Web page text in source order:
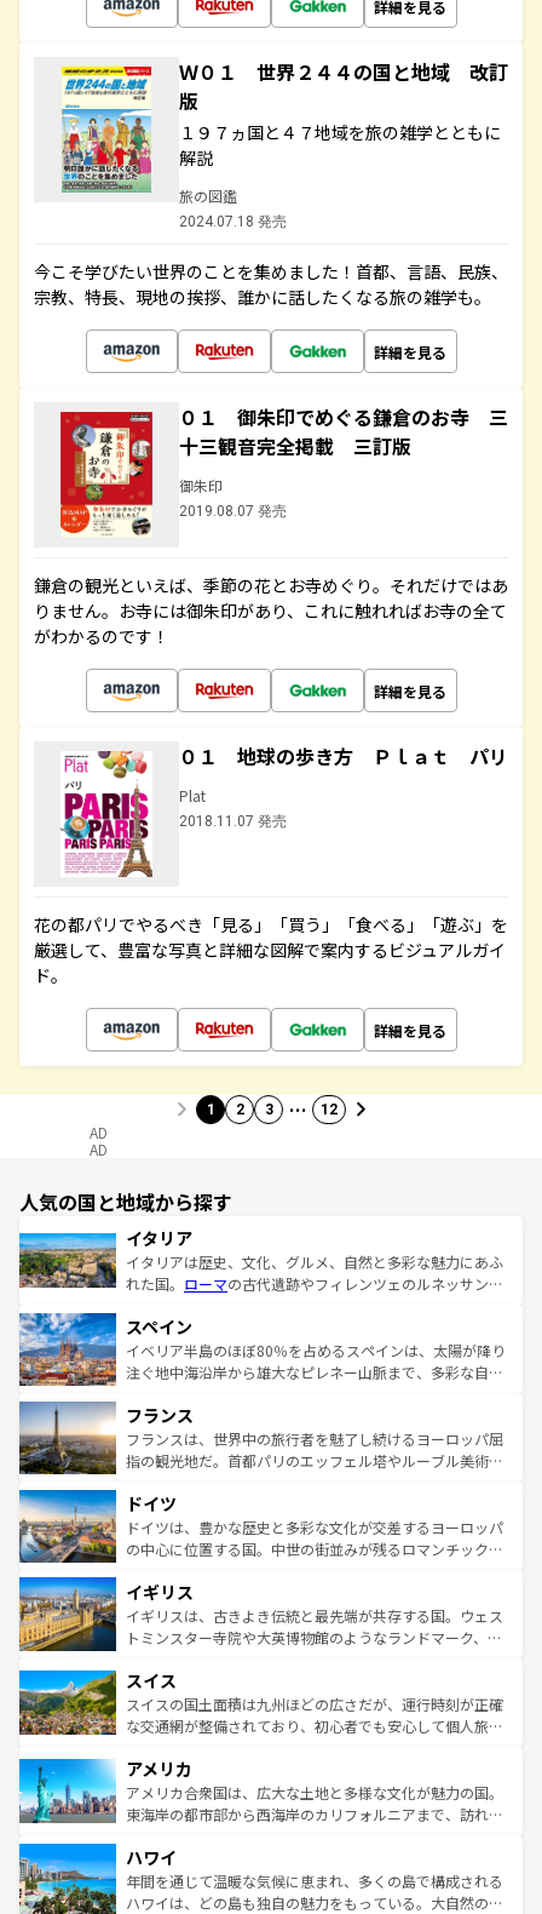
詳細を見る
Ｗ０１ 世界２４４の国と地域 改訂
版
１９７ヵ国と４７地域を旅の雑学とともに
解説
旅の図鑑
2024.07.18 発売
今こそ学びたい世界のことを集めました！首都、言語、民族、
宗教、特長、現地の挨拶、誰かに話したくなる旅の雑学も。
詳細を見る
０１ 御朱印でめぐる鎌倉のお寺 三
十三観音完全掲載 三訂版
御朱印
2019.08.07 発売
鎌倉の観光といえば、季節の花とお寺めぐり。それだけではあ
りません。お寺には御朱印があり、これに触れればお寺の全て
がわかるのです！
詳細を見る
０１ 地球の歩き方 Ｐｌａｔ パリ
Plat
2018.11.07 発売
花の都パリでやるべき「見る」「買う」「食べる」「遊ぶ」を
厳選して、豊富な写真と詳細な図解で案内するビジュアルガイ
ド。
詳細を見る
1 2 3 … 12
AD
AD
人気の国と地域から探す
イタリア
イタリアは歴史、文化、グルメ、自然と多彩な魅力にあふ
れた国。 ローマの古代遺跡やフィレンツェのルネッサンス
ろん、トスカーナの美しい田園風景やアマルフィ海岸の絶
景など、自然景観も見逃せない。観光の合間には、本場の
ピザやパスタなど、絶品のイタリア料理を堪能することも
ませてくれるイタリアで、忘れられない旅をしてみよう！
なお、新着のイタリア情報はコンテンツ一覧 を参照してほ
しい。
スペイン
イベリア半島のほぼ80％を占めるスペインは、太陽が降り
注ぐ地中海沿岸から雄大なピレネー山脈まで、多彩な自然
文化が根付くこの国では、情熱的なフラメンコ、熱気あふ
れる闘牛、そして美味しいタパスが生活の一部となってい
る。首都マドリードの洗練された雰囲気や、バルセロナの
の城塞都市、穏やかなビーチリゾートまで多彩な表情を見
せる。地方によって風土や気候が異なるスペインはその個
性で訪れる人を魅了する。 なお、新着のスペイン情報はコ
フランス
フランスは、世界中の旅行者を魅了し続けるヨーロッパ屈
指の観光地だ。首都パリのエッフェル塔やルーブル美術館
で、幅広い魅力が詰まっている。華麗な宮殿、歴史的な大
聖堂、美しいビーチ、そして豊かな自然が、訪れる者を心
から魅了する。また、フランスは美食の国としても知ら
いる。シャンパンの発祥地であるランス、プロヴァンスの
香り高いラベンダー畑など、多彩な楽しみ方が可能だ。さ
らに、パリ以外の地域にも魅力が溢れており、どの街角に
れる地方に足を運ぶとそれぞれで全く異なる文化を体験で
きるだろう。 なお、新着のフランス情報はコンテンツ一覧
を参照してほしい。
ドイツ
ドイツは、豊かな歴史と多彩な文化が交差するヨーロッパ
の中心に位置する国。中世の街並みが残るロマンチック街
顔を持つこの国は、どこを歩いても飽きることがない。ベ
ルリンの文化的活気、バイエルン州のアルプスの絶景、そ
してライン川沿いのワイン畑といった風景は必見。ビール
は、お酒好きな人にはぜひ体験してほしい。 なお、新着の
ドイツ情報はコンテンツ一覧を参照してほしい。
イギリス
イギリスは、古きよき伝統と最先端が共存する国。ウェス
トミンスター寺院や大英博物館のようなランドマーク、歴
リアごとに異なる魅力がある。また、優雅なアフタヌーン
ティー、ビール好きにはたまらない英国パブ、サッカー観
戦など、本場だからこそできる体験も豊富。イギリスを旅
ンツ一覧を参照してほしい。
スイス
スイスの国土面積は九州ほどの広さだが、運行時刻が正確
な交通網が整備されており、初心者でも安心して個人旅行
の建物がそのまま残る町や、スイスならではのユニークな
博物館もあり、アルプス観光だけでなく町歩きも満喫する
ことができる。国民の所得が高いため物価も高いが、旅行
ば市内交通費無料で観光を楽しむこともできる。 なお、新
着のスイス情報はコンテンツ一覧 を参照してほしい。
アメリカ
アメリカ合衆国は、広大な土地と多様な文化が魅力の国。
東海岸の都市部から西海岸のカリフォルニアまで、訪れる
のような巨大都市は、観光、ショッピング、エンターテイ
ンメントが詰まった刺激的なスポットだ。一方、アメリカ
西部には大自然が広がり、グランドキャニオンやイエロー
ハワイ
年間を通じて温暖な気候に恵まれ、多くの島で構成される
ハワイは、どの島も独自の魅力をもっている。大自然の神